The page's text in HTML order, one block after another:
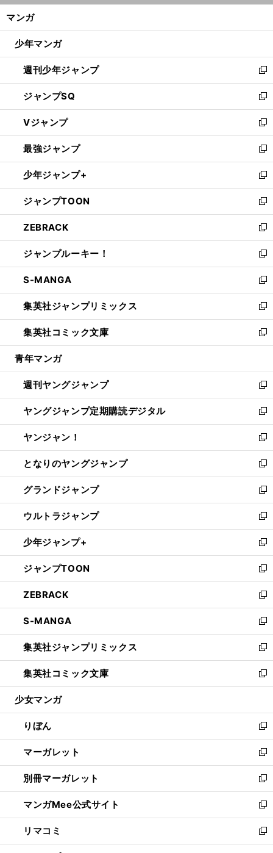
ン
ウ
開
く
マンガ
少年マンガ
週刊少年ジャンプ
新
し
い
ウ
ィ
ン
ド
ウ
で
開
く
ジャンプSQ
新
し
い
ウ
ィ
ン
ド
ウ
で
開
く
Vジャンプ
新
し
い
ウ
ィ
ン
ド
ウ
で
開
く
最強ジャンプ
新
し
い
ウ
ィ
ン
ド
ウ
で
開
く
少年ジャンプ+
新
し
い
ウ
ィ
ン
ド
ウ
で
開
く
ジャンプTOON
新
し
い
ウ
ィ
ン
ド
ウ
で
開
く
ZEBRACK
新
し
い
ウ
ィ
ン
ド
ウ
で
開
ジャンプルーキー！
新
し
い
ウ
ィ
ン
ド
ウ
開
く
S-MANGA
新
し
い
ウ
ィ
ン
ウ
で
開
く
集英社ジャンプリミックス
新
し
い
ウ
ン
ド
ウ
で
開
く
集英社コミック文庫
新
し
ウ
ィ
ン
ド
ウ
で
開
く
青年マンガ
週刊ヤングジャンプ
新
し
い
ウ
ィ
ン
ド
ウ
で
開
く
ヤングジャンプ定期購読デジタル
新
し
い
ウ
ィ
ン
ド
ウ
で
開
く
ヤンジャン！
新
し
い
ウ
ィ
ン
ド
ウ
で
開
く
となりのヤングジャンプ
新
し
い
ウ
ィ
ン
ド
ウ
で
開
く
グランドジャンプ
新
し
い
ウ
ィ
ン
ド
ウ
で
開
く
ウルトラジャンプ
新
し
い
ウ
ィ
ン
ド
ウ
で
開
く
少年ジャンプ+
新
し
い
ウ
ィ
ン
ド
ウ
で
開
く
ジャンプTOON
新
し
い
ウ
ィ
ン
ド
ウ
で
開
ZEBRACK
新
し
い
ウ
ィ
ン
ド
ウ
開
く
S-MANGA
新
し
い
ウ
ィ
ン
ウ
で
開
く
集英社ジャンプリミックス
新
し
い
ウ
ン
ド
ウ
で
開
く
集英社コミック文庫
新
し
ウ
ィ
ン
ド
ウ
で
開
く
少女マンガ
りぼん
新
し
い
ウ
ィ
ン
ド
ウ
で
開
マーガレット
新
し
い
ウ
ィ
ン
ド
ウ
別冊マーガレット
新
し
い
ウ
ィ
ン
マンガMee公式サイト
新
し
い
ウ
リマコミ
新
し